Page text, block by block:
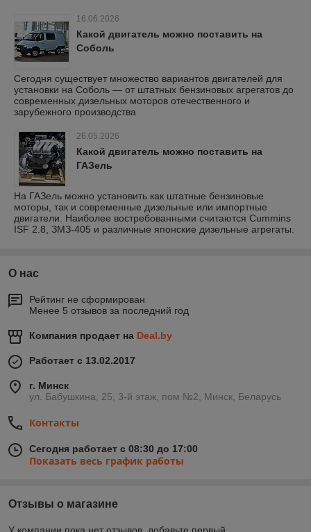
16.06.2026
Какой двигатель можно поставить на
Соболь
Сегодня существует множество вариантов двигателей для
установки на Соболь — от штатных бензиновых агрегатов до
современных дизельных моторов отечественного и
зарубежного производства
26.05.2026
Какой двигатель можно поставить на
ГАЗель
На ГАЗель можно установить как штатные бензиновые
моторы, так и современные дизельные или импортные
двигатели. Наиболее востребованными считаются Cummins
ISF 2.8, ЗМЗ-405 и различные японские дизельные агрегаты.
О нас
Рейтинг не сформирован
Менее 5 отзывов за последний год
Компания продает на Deal.by
Работает с 13.02.2017
г. Минск
ул. Бабушкина, 25, 3-й этаж, пом №2, Минск, Беларусь
Контакты
Сегодня работает с 08:30 до 17:00
Показать весь график работы
Отзывы о магазине
У компании пока нет отзывов, добавьте первый